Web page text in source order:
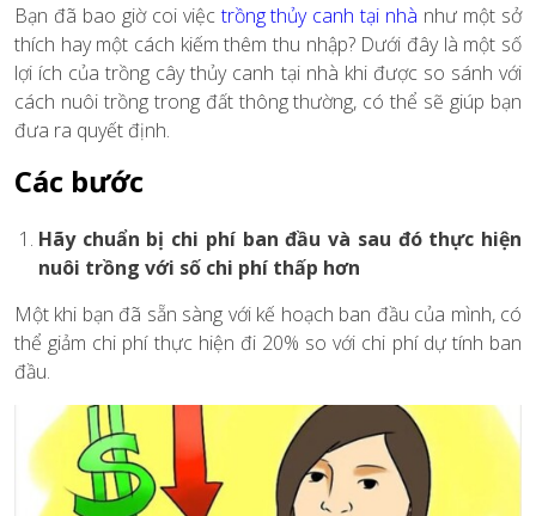
Bạn đã bao giờ coi việctrồng thủy canh tại nhà như một sở
thích hay một cách kiếm thêm thu nhập? Dưới đây là một số
lợi ích của trồng cây thủy canh tại nhà khi được so sánh với
cách nuôi trồng trong đất thông thường, có thể sẽ giúp bạn
đưa ra quyết định.
Các bước
Hãy chuẩn bị chi phí ban đầu và sau đó thực hiện
nuôi trồng với số chi phí thấp hơn
Một khi bạn đã sẵn sàng với kế hoạch ban đầu của mình, có
thể giảm chi phí thực hiện đi 20% so với chi phí dự tính ban
đầu.